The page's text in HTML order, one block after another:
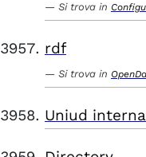
Si trova in
rdf
Si trova in
Uniud